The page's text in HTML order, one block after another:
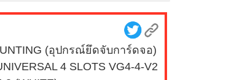
(อุปกรณ์ยึดจับการ์ดจอ)
4 SLOTS VG4-4-V2